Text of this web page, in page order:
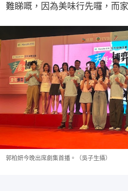
難睇嘅，因為美味行先囉，而
郭柏妍今晚出席劇集首播。（吳子生攝）